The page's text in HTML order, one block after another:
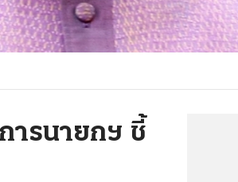
ารนายกฯ ชี้